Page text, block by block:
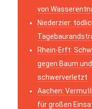
von
Niederzier:
Rhein-Erft:
gegen Baum
schwerverletzt
Aachen:
für großen